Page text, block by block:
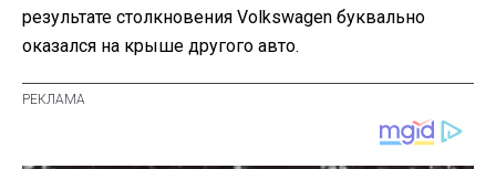
результате столкновения Volkswagen буквально
оказался на крыше другого авто.